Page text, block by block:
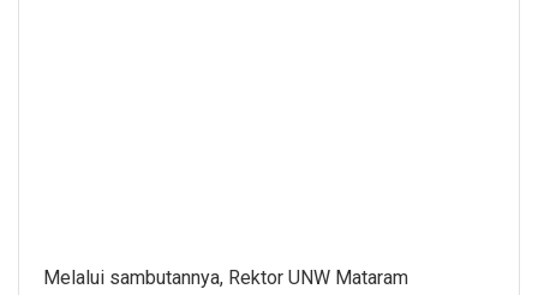
Melalui sambutannya, Rektor UNW Mataram